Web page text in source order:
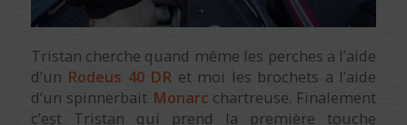
Tristan cherche quand même les perches a l’aide
d’un Rodeus 40 DR et moi les brochets a l’aide
d’un spinnerbait Monarc chartreuse. Finalement
c’est Tristan qui prend la première touche